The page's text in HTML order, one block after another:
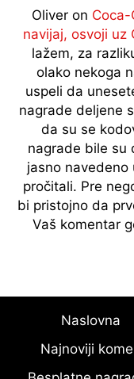
Oliveron
navijaj, osvoji uz
lažem, za
olako nekoga
uspeli da
nagrade deljene
da su se
nagrade bile su
jasno navedeno
pročitali. Pre
bi pristojno da
Vaš komentar
Naslovna
Najnoviji